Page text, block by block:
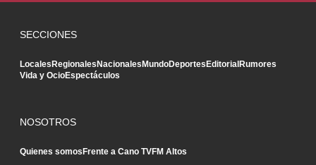
SECCIONES
LocalesRegionalesNacionalesMundoDeportesEditorialRumores
Vida y OcioEspectáculos
NOSOTROS
Quienes somosFrente a Cano TVFM Altos